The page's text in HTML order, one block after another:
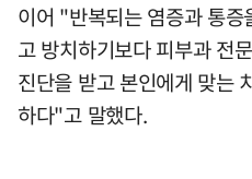
이어 "반복되는 염증과 통
고 방치하기보다 피부과 전
진단을 받고 본인에게 맞는
하다"고 말했다.